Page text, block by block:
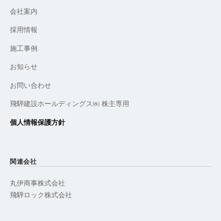
会社案内
採用情報
施工事例
お知らせ
お問い合わせ
飛騨建設ホールディングス㈱ 株主専用
個人情報保護方針
関連会社
丸伊商事株式会社
飛騨ロック株式会社